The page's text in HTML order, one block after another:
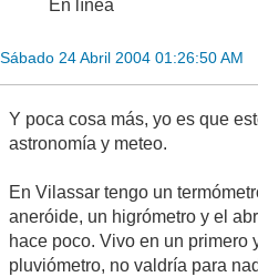
En línea
Sábado 24 Abril 2004 01:26:50 AM
Y poca cosa más, yo es que
astronomía y meteo.
En Vilassar tengo un
aneróide, un higrómetro y el
hace poco. Vivo en un primero
pluviómetro, no valdría para